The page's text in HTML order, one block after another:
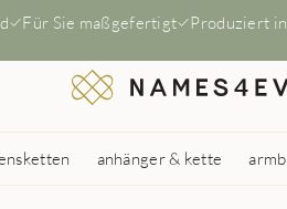
Für Sie maßgefertigt Produziert in
anhänger & kette